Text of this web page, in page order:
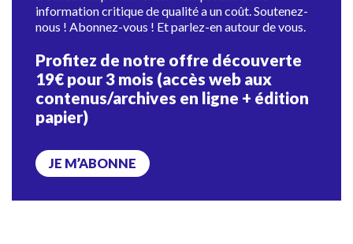
information critique de qualité a un coût. Soutenez-
nous ! Abonnez-vous ! Et parlez-en autour de vous.
Profitez de notre offre découverte
19€ pour 3 mois (accès web aux
contenus/archives en ligne + édition
papier)
JE M’ABONNE